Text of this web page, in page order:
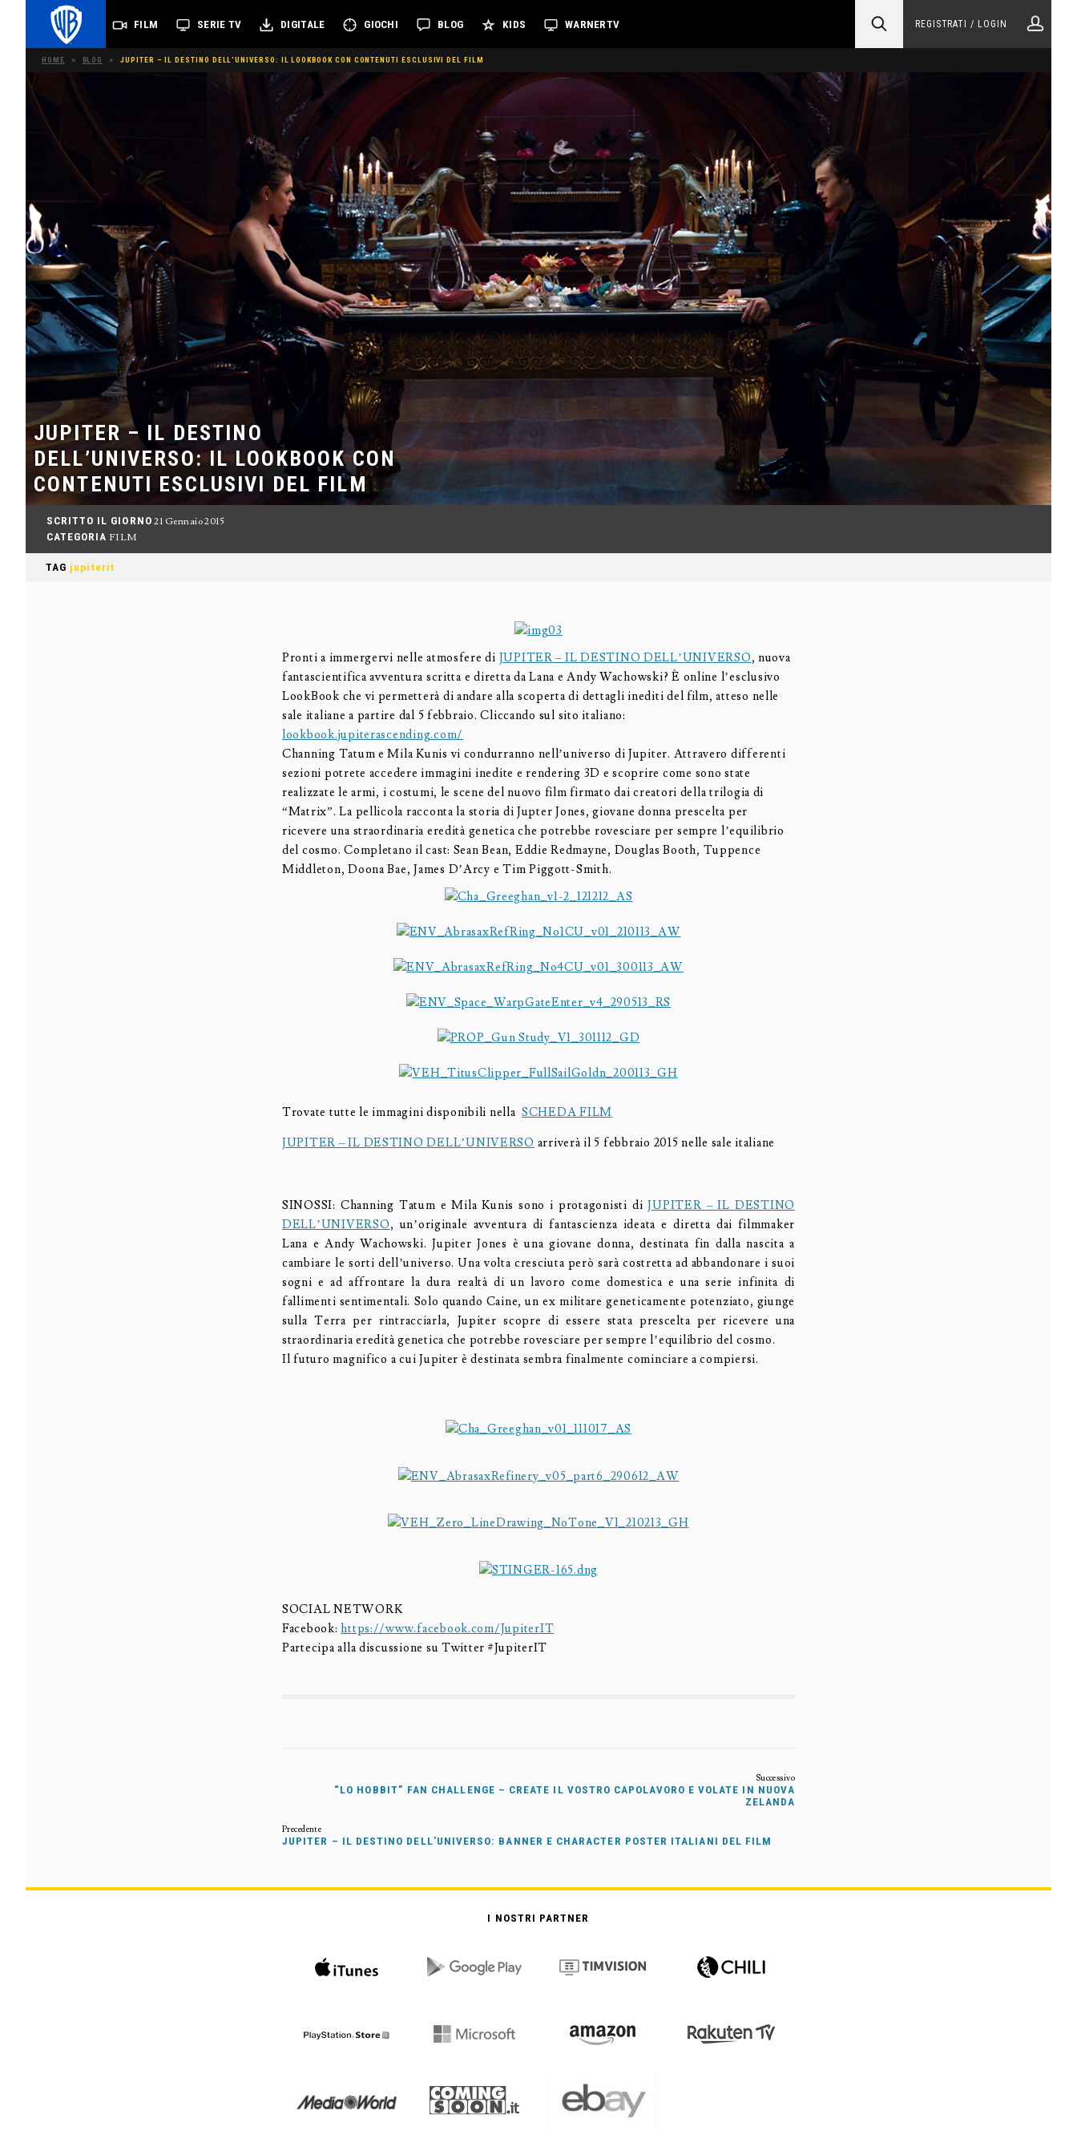
FILM SERIE TV DIGITALE GIOCHI BLOG KIDS WARNERTV REGISTRATI / LOGIN
HOME > BLOG > JUPITER – IL DESTINO DELL’UNIVERSO: IL LOOKBOOK CON CONTENUTI ESCLUSIVI DEL FILM
JUPITER – IL DESTINO
DELL’UNIVERSO: IL LOOKBOOK CON
CONTENUTI ESCLUSIVI DEL FILM
SCRITTO IL GIORNO 21 Gennaio 2015
CATEGORIA FILM
TAG jupiterit
Pronti a immergervi nelle atmosfere di JUPITER – IL DESTINO DELL’UNIVERSO, nuova
fantascientifica avventura scritta e diretta da Lana e Andy Wachowski? È online l’esclusivo
LookBook che vi permetterà di andare alla scoperta di dettagli inediti del film, atteso nelle
sale italiane a partire dal 5 febbraio. Cliccando sul sito italiano:
lookbook.jupiterascending.com/
Channing Tatum e Mila Kunis vi condurranno nell’universo di Jupiter. Attravero differenti
sezioni potrete accedere immagini inedite e rendering 3D e scoprire come sono state
realizzate le armi, i costumi, le scene del nuovo film firmato dai creatori della trilogia di
“Matrix”. La pellicola racconta la storia di Jupter Jones, giovane donna prescelta per
ricevere una straordinaria eredità genetica che potrebbe rovesciare per sempre l’equilibrio
del cosmo. Completano il cast: Sean Bean, Eddie Redmayne, Douglas Booth, Tuppence
Middleton, Doona Bae, James D’Arcy e Tim Piggott-Smith.
Trovate tutte le immagini disponibili nellaSCHEDA FILM
JUPITER – IL DESTINO DELL’UNIVERSO arriverà il 5 febbraio 2015 nelle sale italiane
SINOSSI: Channing Tatum e Mila Kunis sono i protagonisti diJUPITER – IL DESTINO
DELL’UNIVERSO, un’originale avventura di fantascienza ideata e diretta dai filmmaker
Lana e Andy Wachowski. Jupiter Jones è una giovane donna, destinata fin dalla nascita a
cambiare le sorti dell’universo. Una volta cresciuta però sarà costretta ad abbandonare i suoi
sogni e ad affrontare la dura realtà di un lavoro come domestica e una serie infinita di
fallimenti sentimentali. Solo quando Caine, un ex militare geneticamente potenziato, giunge
sulla Terra per rintracciarla, Jupiter scopre di essere stata prescelta per ricevere una
straordinaria eredità genetica che potrebbe rovesciare per sempre l’equilibrio del cosmo.
Il futuro magnifico a cui Jupiter è destinata sembra finalmente cominciare a compiersi.
SOCIAL NETWORK
Facebook:https://www.facebook.com/JupiterIT
Partecipa alla discussione su Twitter #JupiterIT
“LO HOBBIT” FAN CHALLENGE – CREATE IL VOSTRO CAPOLAVORO E VOLATE IN NUOVA
ZELANDA
JUPITER – IL DESTINO DELL’UNIVERSO: BANNER E CHARACTER POSTER ITALIANI DEL FILM
I NOSTRI PARTNER